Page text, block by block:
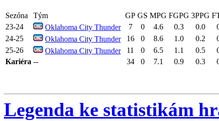
Sezóna Tým GP GS MPG FGPG 3PPG
23-24
Oklahoma City Thunder 7 0 4.6 0.3 0.0
24-25
Oklahoma City Thunder 16 0 8.6 1.0 0.2
25-26
Oklahoma City Thunder 11 0 6.5 1.1 0.5
Kariéra -- 34 0 7.1 0.9 0.3
Legenda ke statistikám